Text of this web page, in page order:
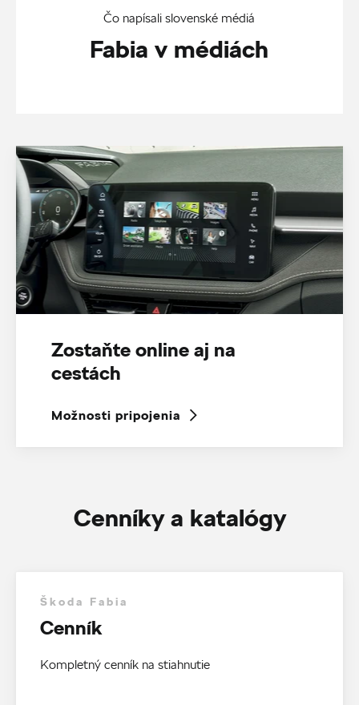
Čo napísali slovenské médiá
Fabia v médiách
Zostaňte online aj na
cestách
Možnosti pripojenia
Cenníky a katalógy
Škoda Fabia
Cenník
Kompletný cenník na stiahnutie